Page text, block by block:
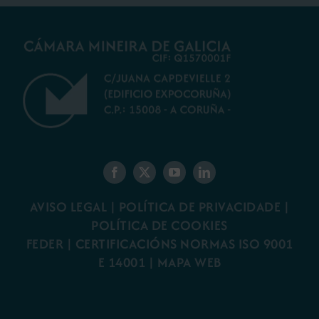
AVISO LEGAL | POLÍTICA DE PRIVACIDADE |
POLÍTICA DE COOKIES
FEDER | CERTIFICACIÓNS NORMAS ISO 9001
E 14001 | MAPA WEB